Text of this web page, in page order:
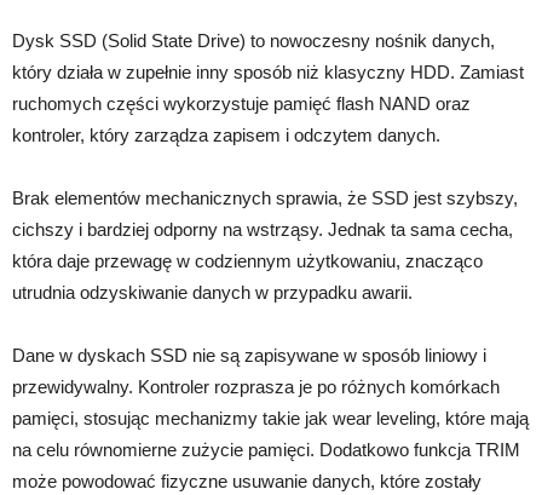
Dysk SSD (Solid State Drive) to nowoczesny nośnik danych,
który działa w zupełnie inny sposób niż klasyczny HDD. Zamiast
ruchomych części wykorzystuje pamięć flash NAND oraz
kontroler, który zarządza zapisem i odczytem danych.
Brak elementów mechanicznych sprawia, że SSD jest szybszy,
cichszy i bardziej odporny na wstrząsy. Jednak ta sama cecha,
która daje przewagę w codziennym użytkowaniu, znacząco
utrudnia odzyskiwanie danych w przypadku awarii.
Dane w dyskach SSD nie są zapisywane w sposób liniowy i
przewidywalny. Kontroler rozprasza je po różnych komórkach
pamięci, stosując mechanizmy takie jak wear leveling, które mają
na celu równomierne zużycie pamięci. Dodatkowo funkcja TRIM
może powodować fizyczne usuwanie danych, które zostały